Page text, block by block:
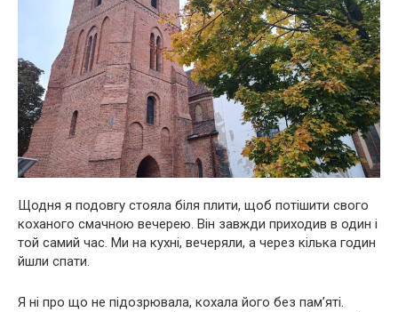
Щодня я подовгу стояла біля плити, щоб потішити свого
коханого смачною вечерею. Він завжди приходив в один і
той самий час. Ми на кухні, вечеряли, а через кілька годин
йшли спати.
Я ні про що не підозрювала, кохала його без пам’яті.